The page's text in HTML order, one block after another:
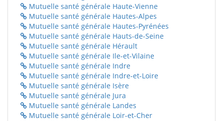
Mutuelle santé générale Haute-Vienne
Mutuelle santé générale Hautes-Alpes
Mutuelle santé générale Hautes-Pyrénées
Mutuelle santé générale Hauts-de-Seine
Mutuelle santé générale Hérault
Mutuelle santé générale Ile-et-Vilaine
Mutuelle santé générale Indre
Mutuelle santé générale Indre-et-Loire
Mutuelle santé générale Isère
Mutuelle santé générale Jura
Mutuelle santé générale Landes
Mutuelle santé générale Loir-et-Cher